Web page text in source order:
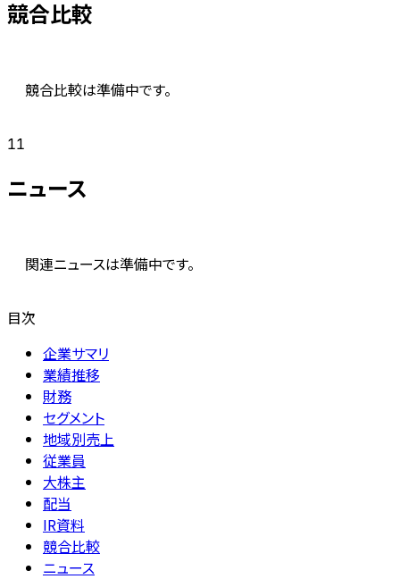
競合比較
競合比較は準備中です。
11
ニュース
関連ニュースは準備中です。
目次
企業サマリ
業績推移
財務
セグメント
地域別売上
従業員
大株主
配当
IR資料
競合比較
ニュース